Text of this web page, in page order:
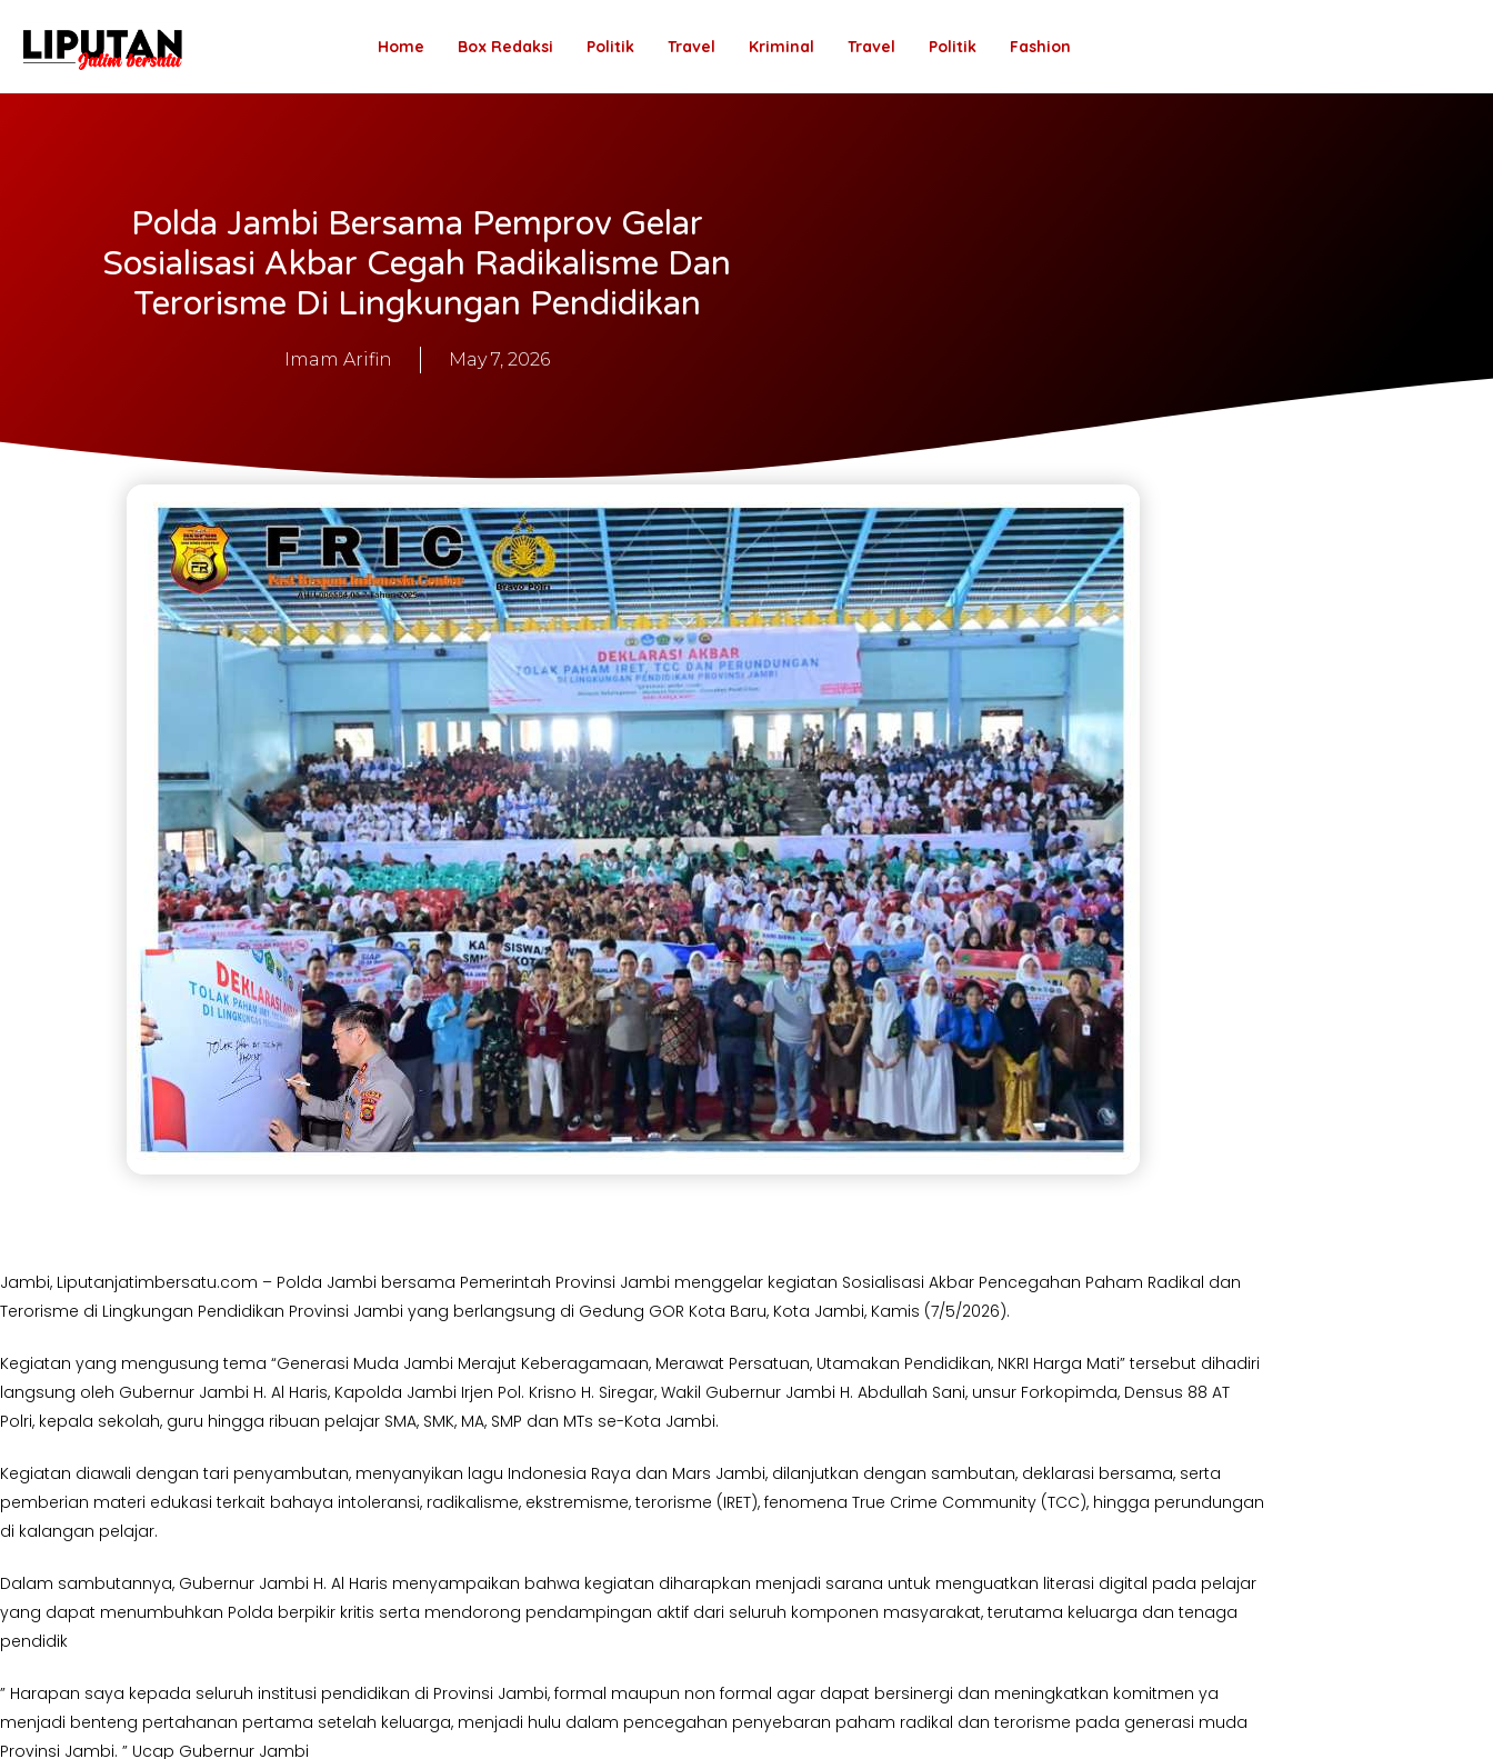
Home Box Redaksi Politik Travel Kriminal Travel Politik Fashion
Polda Jambi Bersama Pemprov Gelar
Sosialisasi Akbar Cegah Radikalisme Dan
Terorisme Di Lingkungan Pendidikan
Imam Arifin May 7, 2026
Jambi, Liputanjatimbersatu.com – Polda Jambi bersama Pemerintah Provinsi Jambi menggelar kegiatan Sosialisasi Akbar Pencegahan Paham Radikal dan
Terorisme di Lingkungan Pendidikan Provinsi Jambi yang berlangsung di Gedung GOR Kota Baru, Kota Jambi, Kamis (7/5/2026).
Kegiatan yang mengusung tema “Generasi Muda Jambi Merajut Keberagamaan, Merawat Persatuan, Utamakan Pendidikan, NKRI Harga Mati” tersebut dihadiri
langsung oleh Gubernur Jambi H. Al Haris, Kapolda Jambi Irjen Pol. Krisno H. Siregar, Wakil Gubernur Jambi H. Abdullah Sani, unsur Forkopimda, Densus 88 AT
Polri, kepala sekolah, guru hingga ribuan pelajar SMA, SMK, MA, SMP dan MTs se-Kota Jambi.
Kegiatan diawali dengan tari penyambutan, menyanyikan lagu Indonesia Raya dan Mars Jambi, dilanjutkan dengan sambutan, deklarasi bersama, serta
pemberian materi edukasi terkait bahaya intoleransi, radikalisme, ekstremisme, terorisme (IRET), fenomena True Crime Community (TCC), hingga perundungan
di kalangan pelajar.
Dalam sambutannya, Gubernur Jambi H. Al Haris menyampaikan bahwa kegiatan diharapkan menjadi sarana untuk menguatkan literasi digital pada pelajar
yang dapat menumbuhkan Polda berpikir kritis serta mendorong pendampingan aktif dari seluruh komponen masyarakat, terutama keluarga dan tenaga
pendidik
” Harapan saya kepada seluruh institusi pendidikan di Provinsi Jambi, formal maupun non formal agar dapat bersinergi dan meningkatkan komitmen ya
menjadi benteng pertahanan pertama setelah keluarga, menjadi hulu dalam pencegahan penyebaran paham radikal dan terorisme pada generasi muda
Provinsi Jambi. ” Ucap Gubernur Jambi